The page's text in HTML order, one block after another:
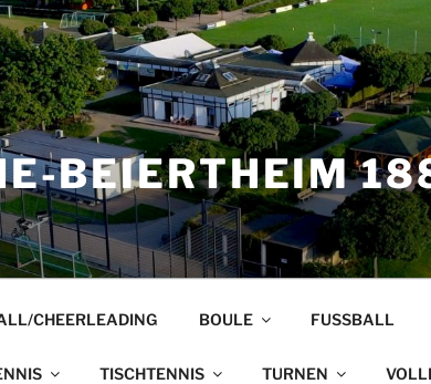
BEIERTHEIM
CHEERLEADING BOULE FUSSBALL
TISCHTENNIS TURNEN